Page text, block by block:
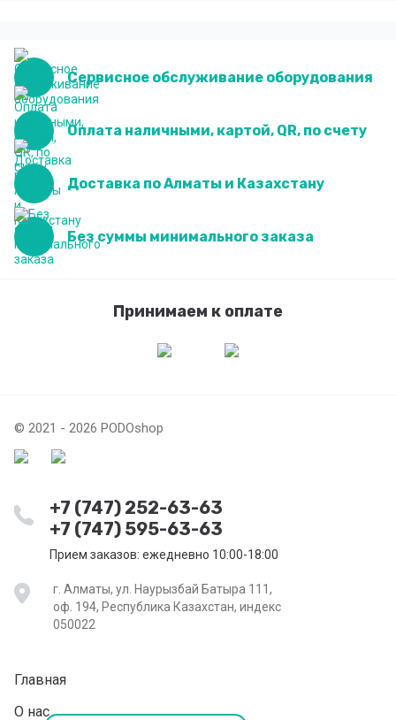
Сервисное обслуживание оборудования
Оплата наличными, картой, QR, по счету
Доставка по Алматы и Казахстану
Без суммы минимального заказа
Принимаем к оплате
© 2021 - 2026 PODOshop
+7 (747) 252-63-63
+7 (747) 595-63-63
Прием заказов: ежедневно 10:00-18:00
г. Алматы, ул. Наурызбай Батыра 111,
оф. 194, Республика Казахстан, индекс
050022
Главная
О нас